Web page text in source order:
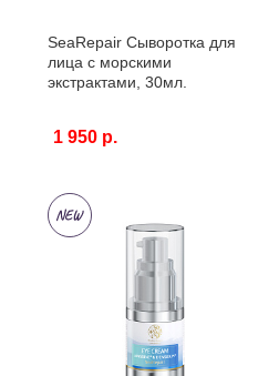
SeaRepair Сыворотка для
лица с морскими
экстрактами, 30мл.
1 950 р.